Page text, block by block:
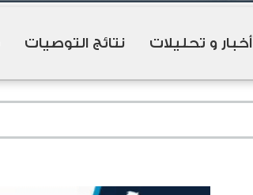
أخبار و تحليلات نتائج التوصيات